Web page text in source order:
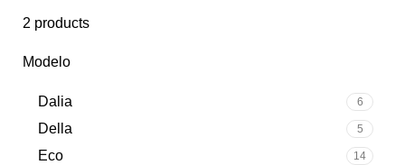
2 products
Modelo
Dalia 6
Della 5
Eco 14